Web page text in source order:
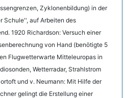
Zyklonenbildung) in der
Schule'', auf Arbeiten des
1920 Richardson: Versuch einer
von Hand (benötigte 5
Flugwetterwarte Mitteleuropas in
Wetterradar, Strahlstrom
und v. Neumann: Mit Hilfe der
gelingt die Erstellung einer